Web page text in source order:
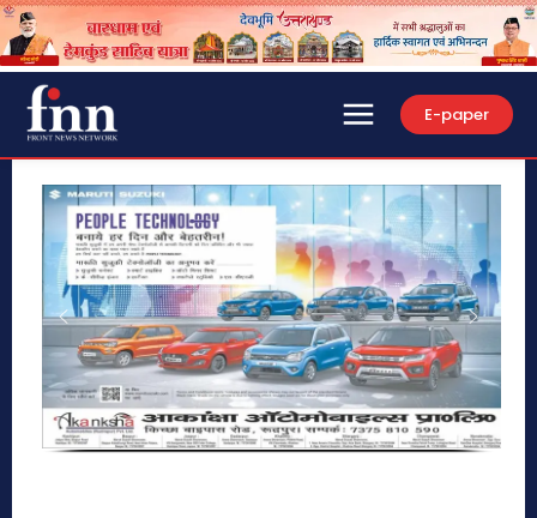
E-paper